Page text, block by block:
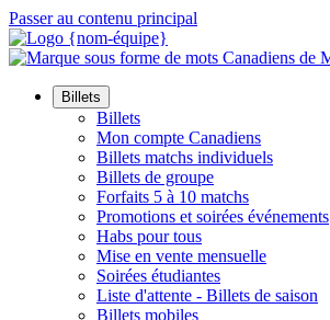
Passer au contenu principal
Billets
Billets
Mon compte Canadiens
Billets matchs individuels
Billets de groupe
Forfaits 5 à 10 matchs
Promotions et soirées événements
Habs pour tous
Mise en vente mensuelle
Soirées étudiantes
Liste d'attente - Billets de saison
Billets mobiles